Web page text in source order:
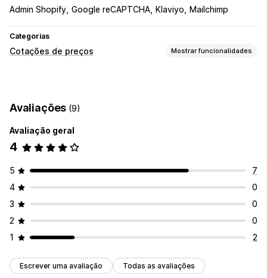
Admin Shopify Google reCAPTCHA Klaviyo Mailchimp
Categorias
Cotações de preços Mostrar funcionalidades
Mostrar e ocultar
Converter orçamento em encomenda
Contrapropostas
Formulário de orçamento
Notificações
Alertas de administrador
Avaliações (9)
Avaliação geral
4
5
7
4
0
3
0
2
0
1
2
Escrever uma avaliação Todas as avaliações